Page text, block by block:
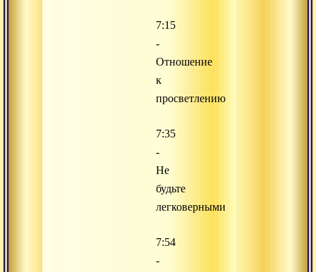
7:15
-
Отношение
к
просветлению
7:35
-
Не
будьте
легковерными
7:54
-